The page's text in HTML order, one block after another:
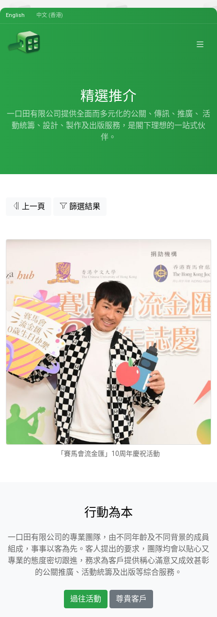
English 中文 (香港)
精選推介
一口田有限公司提供全面而多元化的公關、傳訊、推廣、 活
動統籌、設計、製作及出版服務，是閣下理想的一站式伙
伴。
上一頁 篩選結果
「賽馬會流金匯」10周年慶祝活動
行動為本
一口田有限公司的專業團隊，由不同年齡及不同背景的成員
組成，事事以客為先。客人提出的要求，團隊均會以貼心又
專業的態度密切跟進，務求為客戶提供稱心滿意又成效甚彰
的公關推廣、活動統籌及出版等綜合服務。
過往活動 尊貴客戶